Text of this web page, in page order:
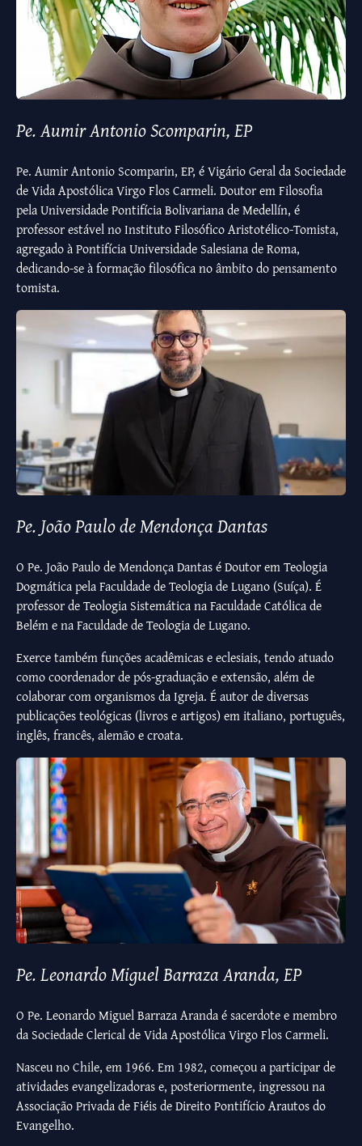
Pe. Aumir Antonio Scomparin, EP
Pe. Aumir Antonio Scomparin, EP, é Vigário Geral da Sociedade
de Vida Apostólica Virgo Flos Carmeli. Doutor em Filosofia
pela Universidade Pontifícia Bolivariana de Medellín, é
professor estável no Instituto Filosófico Aristotélico-Tomista,
agregado à Pontifícia Universidade Salesiana de Roma,
dedicando-se à formação filosófica no âmbito do pensamento
tomista.
Pe. João Paulo de Mendonça Dantas
O Pe. João Paulo de Mendonça Dantas é Doutor em Teologia
Dogmática pela Faculdade de Teologia de Lugano (Suíça). É
professor de Teologia Sistemática na Faculdade Católica de
Belém e na Faculdade de Teologia de Lugano.
Exerce também funções acadêmicas e eclesiais, tendo atuado
como coordenador de pós-graduação e extensão, além de
colaborar com organismos da Igreja. É autor de diversas
publicações teológicas (livros e artigos) em italiano, português,
inglês, francês, alemão e croata.
Pe. Leonardo Miguel Barraza Aranda, EP
O Pe. Leonardo Miguel Barraza Aranda é sacerdote e membro
da Sociedade Clerical de Vida Apostólica Virgo Flos Carmeli.
Nasceu no Chile, em 1966. Em 1982, começou a participar de
atividades evangelizadoras e, posteriormente, ingressou na
Associação Privada de Fiéis de Direito Pontifício Arautos do
Evangelho.